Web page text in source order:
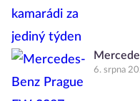
6. srpna